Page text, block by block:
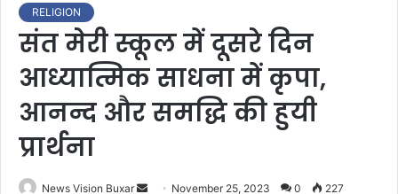
RELIGION
संत मेरी स्कूल में दूसरे दिन
आध्यात्मिक साधना में कृपा,
आनन्द और समद्धि की हुयी
प्रार्थना
News Vision Buxar November 25, 2023 0 227